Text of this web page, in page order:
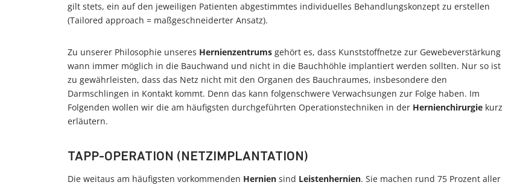
gilt stets, ein auf den jeweiligen Patienten abgestimmtes individuelles Behandlungskonzept zu erstellen
(Tailored approach = maßgeschneiderter Ansatz).
Zu unserer Philosophie unseres Hernienzentrums gehört es, dass Kunststoffnetze zur Gewebeverstärkung
wann immer möglich in die Bauchwand und nicht in die Bauchhöhle implantiert werden sollten. Nur so ist
zu gewährleisten, dass das Netz nicht mit den Organen des Bauchraumes, insbesondere den
Darmschlingen in Kontakt kommt. Denn das kann folgenschwere Verwachsungen zur Folge haben. Im
Folgenden wollen wir die am häufigsten durchgeführten Operationstechniken in der Hernienchirurgie kurz
erläutern.
TAPP-OPERATION (NETZIMPLANTATION)
Die weitaus am häufigsten vorkommenden Hernien sind Leistenhernien. Sie machen rund 75 Prozent aller